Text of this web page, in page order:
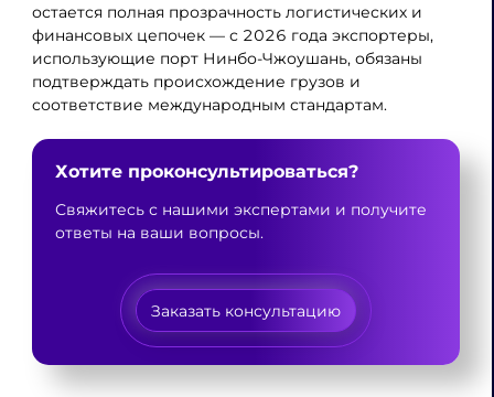
остается полная прозрачность логистических и
финансовых цепочек — с 2026 года экспортеры,
использующие порт Нинбо-Чжоушань, обязаны
подтверждать происхождение грузов и
соответствие международным стандартам.
Хотите проконсультироваться?
Свяжитесь с нашими экспертами и получите
ответы на ваши вопросы.
Заказать консультацию